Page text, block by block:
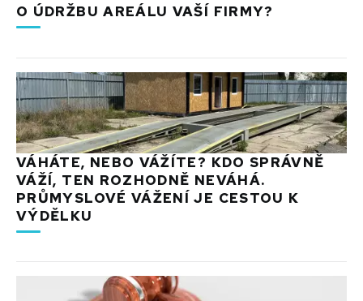
O ÚDRŽBU AREÁLU VAŠÍ FIRMY?
VÁHÁTE, NEBO VÁŽÍTE? KDO SPRÁVNĚ
VÁŽÍ, TEN ROZHODNĚ NEVÁHÁ.
PRŮMYSLOVÉ VÁŽENÍ JE CESTOU K
VÝDĚLKU